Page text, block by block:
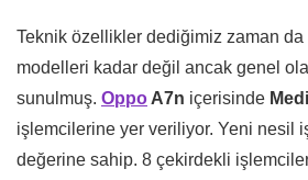
Teknik özellikler dediğimiz zaman
modelleri kadar değil ancak genel
sunulmuş. OppoA7n içerisinde
işlemcilerine yer veriliyor. Yeni nesil
değerine sahip. 8 çekirdekli